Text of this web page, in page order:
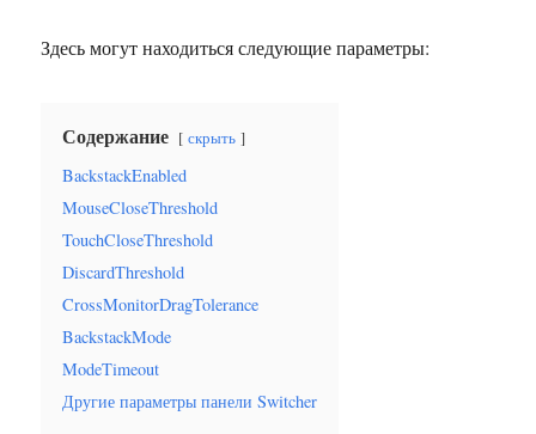
Здесь могут находиться следующие параметры:
Содержание скрыть
BackstackEnabled
MouseCloseThreshold
TouchCloseThreshold
DiscardThreshold
CrossMonitorDragTolerance
BackstackMode
ModeTimeout
Другие параметры панели Switcher